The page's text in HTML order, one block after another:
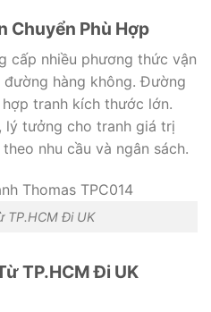
Chuyển Phù Hợp
cấp nhiều phương thức vận
hàng không. Đường
tranh kích thước lớn.
lý tưởng cho tranh giá trị
nhu cầu và ngân sách.
TP.HCM Đi UK
TP.HCM Đi UK